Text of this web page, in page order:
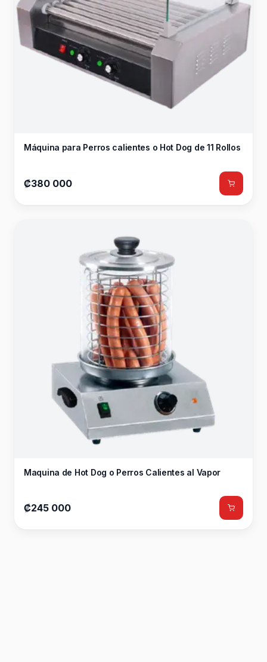
Máquina para Perros calientes o Hot Dog de 11 Rollos
₡380 000
Maquina de Hot Dog o Perros Calientes al Vapor
₡245 000